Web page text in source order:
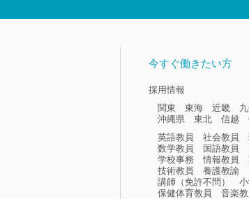
今すぐ働きたい方
採用情報
関東
東海 近畿
沖縄県
東北 信越
英語教員
社会教員
数学教員
国語教員
学校事務
情報教員
技術教員
養護教諭
講師（免許不問）
保健体育教員
音楽教